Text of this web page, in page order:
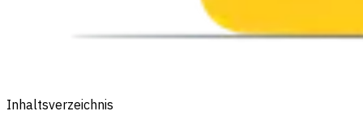
Inhaltsverzeichnis